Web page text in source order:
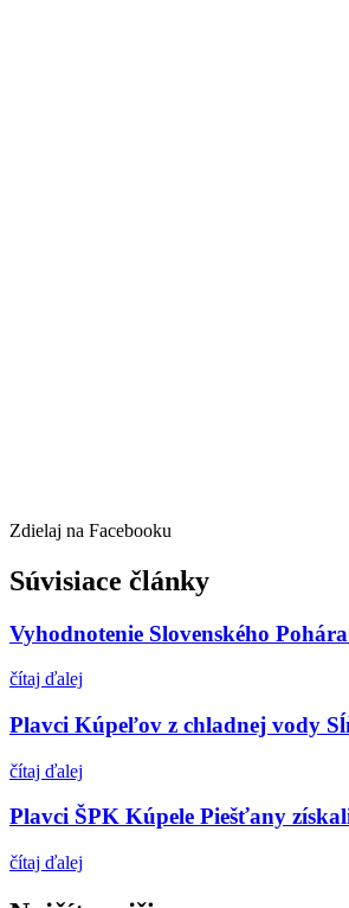
Zdielaj na Facebooku
Súvisiace články
Vyhodnotenie Slovenského
čítaj ďalej
Plavci Kúpeľov z chladnej vody
čítaj ďalej
Plavci ŠPK Kúpele Piešťany
čítaj ďalej